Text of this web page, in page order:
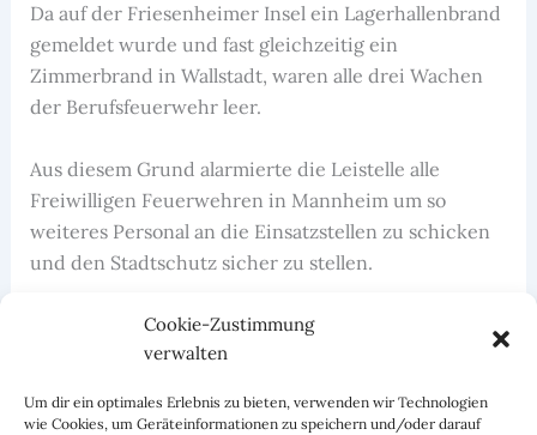
Cookie-Zustimmung
verwalten
Um dir ein optimales Erlebnis zu bieten, verwenden wir Technologien
wie Cookies, um Geräteinformationen zu speichern und/oder darauf
Da auf der Friesenheimer Insel ein Lagerhallenbrand
gemeldet wurde und fast gleichzeitig ein
Zimmerbrand in Wallstadt, waren alle drei Wachen
der Berufsfeuerwehr leer.
Aus diesem Grund alarmierte die Leistelle alle
Freiwilligen Feuerwehren in Mannheim um so
weiteres Personal an die Einsatzstellen zu schicken
und den Stadtschutz sicher zu stellen.
Die Abteilung Seckenheim verblieb im Gerätehaus
und stellte eine Gruppe. Da beide Einsatzstellen
Kameraden nach ca. einer Stunde wieder nach